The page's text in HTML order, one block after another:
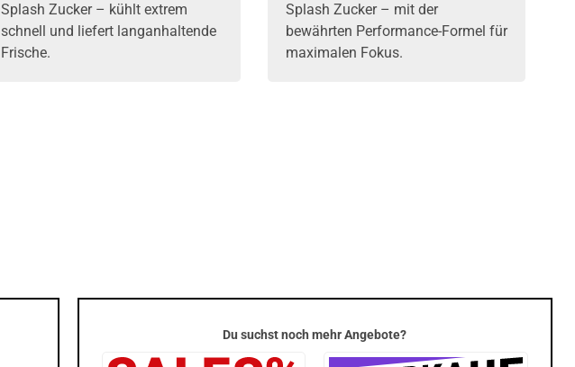
Splash Zucker – kühlt extrem
schnell und liefert langanhaltende
Frische.
Splash Zucker – mit der
bewährten Performance-Formel für
maximalen Fokus.
Du suchst noch mehr Angebote?